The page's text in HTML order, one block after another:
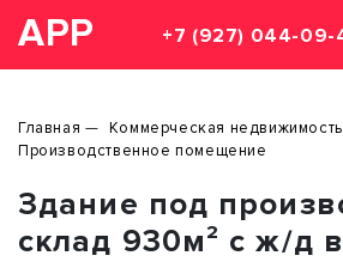
АРР +7 (927) 044-09-
Главная Коммерческая недвижимость
Производственное помещение
Здание под
склад 930м² с ж/д